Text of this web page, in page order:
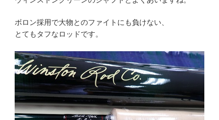
ボロン採用で大物とのファイトにも負けない、
とてもタフなロッドです。